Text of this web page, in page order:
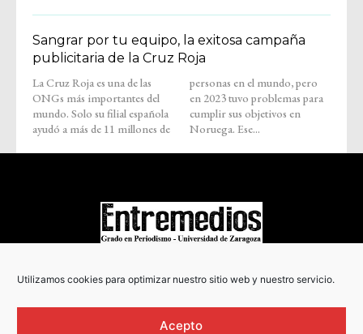
Utilizamos cookies para optimizar nuestro sitio web y nuestro servicio.
Acepto
Sangrar por tu equipo, la exitosa campaña
publicitaria de la Cruz Roja
La Cruz Roja es una de las
ONGs más importantes del
mundo. Solo su filial española
ayudó a más de 11 millones de
personas en el mundo, pero
en 2023 tuvo problemas para
cumplir sus objetivos en
Noruega. Ese...